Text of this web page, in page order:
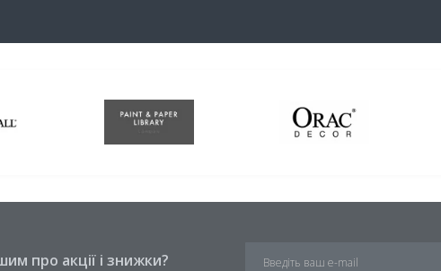
про акції і знижки?